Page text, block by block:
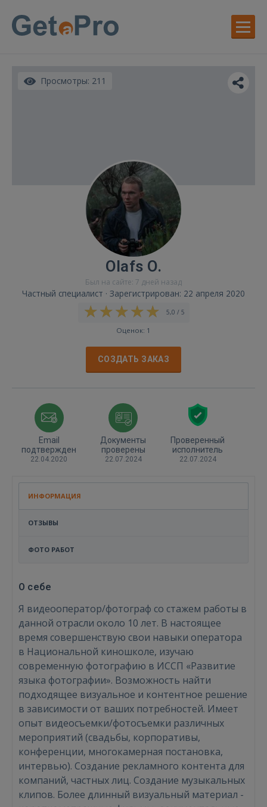
Просмотры: 211
Olafs O.
Был на сайте: 7 дней назад
Частный специалист · Зарегистрирован: 22 апреля 2020
5,0 / 5
Оценок: 1
СОЗДАТЬ ЗАКАЗ
Email
подтвержден
22.04.2020
Документы
проверены
22.07.2024
Проверенный
исполнитель
22.07.2024
ИНФОРМАЦИЯ
ОТЗЫВЫ
ФОТО РАБОТ
О себе
Я видеооператор/фотограф со стажем работы в
данной отрасли около 10 лет. В настоящее
время совершенствую свои навыки оператора
в Национальной киношколе, изучаю
современную фотографию в ИССП «Развитие
языка фотографии». Возможность найти
подходящее визуальное и контентное решение
в зависимости от ваших потребностей. Имеет
опыт видеосъемки/фотосъемки различных
мероприятий (свадьбы, корпоративы,
конференции, многокамерная постановка,
интервью). Создание рекламного контента для
компаний, частных лиц. Создание музыкальных
клипов. Более длинный визуальный материал -